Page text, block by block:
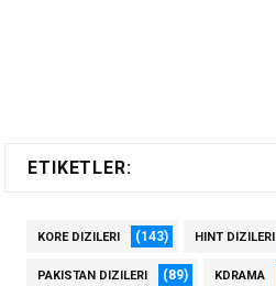
ETIKETLER:
KORE DIZILERI (143) HINT DIZILERI
PAKISTAN DIZILERI (89) KDRAMA